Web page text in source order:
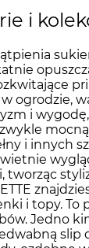
i
ogrodzie,
i wygodę,
i innych
i topy.
Jedno